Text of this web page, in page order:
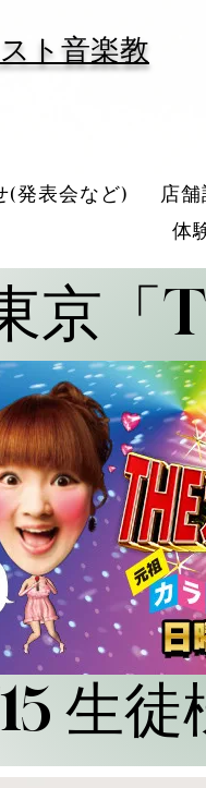
ト音楽教
(発表会など) 店
体
京「
生